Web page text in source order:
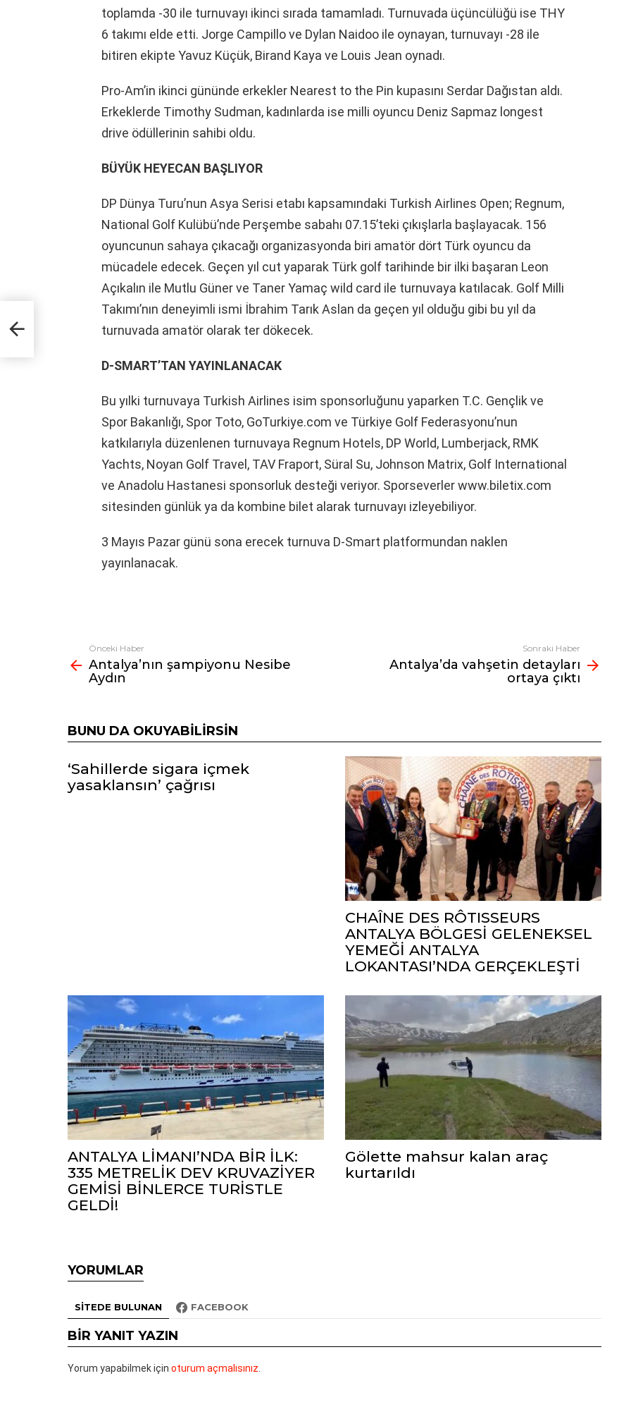
toplamda -30 ile turnuvayı ikinci sırada tamamladı. Turnuvada üçüncülüğü ise THY
6 takımı elde etti. Jorge Campillo ve Dylan Naidoo ile oynayan, turnuvayı -28 ile
bitiren ekipte Yavuz Küçük, Birand Kaya ve Louis Jean oynadı.
Pro-Am’in ikinci gününde erkekler Nearest to the Pin kupasını Serdar Dağıstan aldı.
Erkeklerde Timothy Sudman, kadınlarda ise milli oyuncu Deniz Sapmaz longest
drive ödüllerinin sahibi oldu.
BÜYÜK HEYECAN BAŞLIYOR
DP Dünya Turu’nun Asya Serisi etabı kapsamındaki Turkish Airlines Open; Regnum,
National Golf Kulübü’nde Perşembe sabahı 07.15’teki çıkışlarla başlayacak. 156
oyuncunun sahaya çıkacağı organizasyonda biri amatör dört Türk oyuncu da
mücadele edecek. Geçen yıl cut yaparak Türk golf tarihinde bir ilki başaran Leon
Açıkalın ile Mutlu Güner ve Taner Yamaç wild card ile turnuvaya katılacak. Golf Milli
Takımı’nın deneyimli ismi İbrahim Tarık Aslan da geçen yıl olduğu gibi bu yıl da
turnuvada amatör olarak ter dökecek.
D-SMART’TAN YAYINLANACAK
Bu yılki turnuvaya Turkish Airlines isim sponsorluğunu yaparken T.C. Gençlik ve
Spor Bakanlığı, Spor Toto, GoTurkiye.com ve Türkiye Golf Federasyonu’nun
katkılarıyla düzenlenen turnuvaya Regnum Hotels, DP World, Lumberjack, RMK
Yachts, Noyan Golf Travel, TAV Fraport, Süral Su, Johnson Matrix, Golf International
ve Anadolu Hastanesi sponsorluk desteği veriyor. Sporseverler www.biletix.com
sitesinden günlük ya da kombine bilet alarak turnuvayı izleyebiliyor.
3 Mayıs Pazar günü sona erecek turnuva D-Smart platformundan naklen
yayınlanacak.
Fazlasına
bak
Önceki Haber
Antalya’nın şampiyonu Nesibe
Aydın
Sonraki Haber
Antalya’da vahşetin detayları
ortaya çıktı
BUNU DA OKUYABILIRSIN
‘Sahillerde sigara içmek
yasaklansın’ çağrısı
CHAÎNE DES RÔTISSEURS
ANTALYA BÖLGESİ GELENEKSEL
YEMEĞİ ANTALYA
LOKANTASI’NDA GERÇEKLEŞTİ
ANTALYA LİMANI’NDA BİR İLK:
335 METRELİK DEV KRUVAZİYER
GEMİSİ BİNLERCE TURİSTLE
GELDİ!
Gölette mahsur kalan araç
kurtarıldı
YORUMLAR
SITEDE BULUNAN FACEBOOK
BIR YANIT YAZIN
Yorum yapabilmek için oturum açmalısınız